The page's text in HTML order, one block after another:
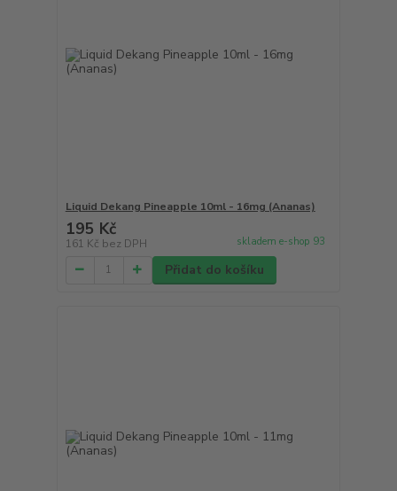
Liquid Dekang Pineapple 10ml - 16mg (Ananas)
195 Kč
161 Kč bez DPH skladem e-shop 93
Přidat do košíku